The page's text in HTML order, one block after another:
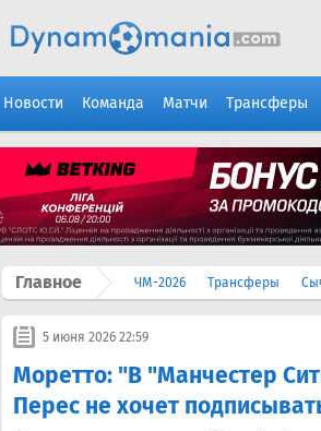
Новости Команда Матчи Трансферы
Главное ЧМ-2026 Трансферы
5 июня 2026 22:59
Моретто: "В "Манчестер
Перес не хочет